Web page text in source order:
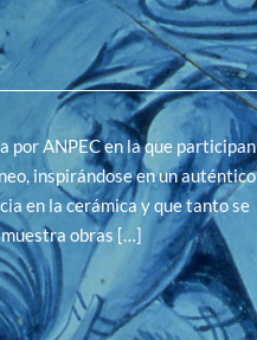
por ANPEC en la que participan
inspirándose en un auténtico
en la cerámica y que tanto se
obras […]